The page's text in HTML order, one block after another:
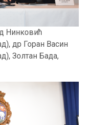
Нинковић
др Горан Васин
Золтан Бада,